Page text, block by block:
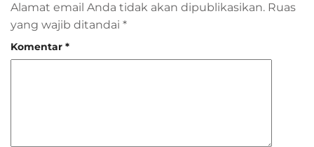
Alamat email Anda tidak akan dipublikasikan. Ruas
yang wajib ditandai *
Komentar *